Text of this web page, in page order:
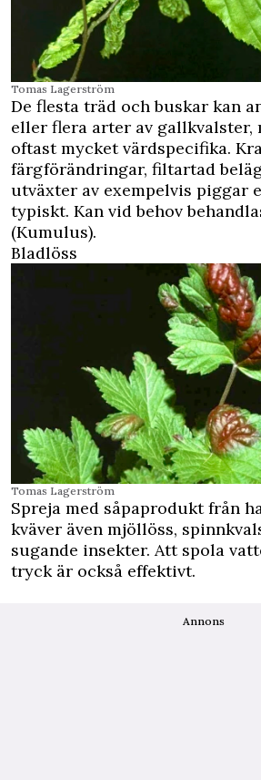
Tomas Lagerström
De flesta träd och buskar kan
eller flera arter av gallkvalster,
oftast mycket värdspecifika.
färgförändringar, filtartad
utväxter av exempelvis piggar
typiskt. Kan vid behov
(Kumulus).
Bladlöss
Tomas Lagerström
Spreja med såpaprodukt från
kväver även mjöllöss,
sugande insekter. Att spola
tryck är också effektivt.
Annons